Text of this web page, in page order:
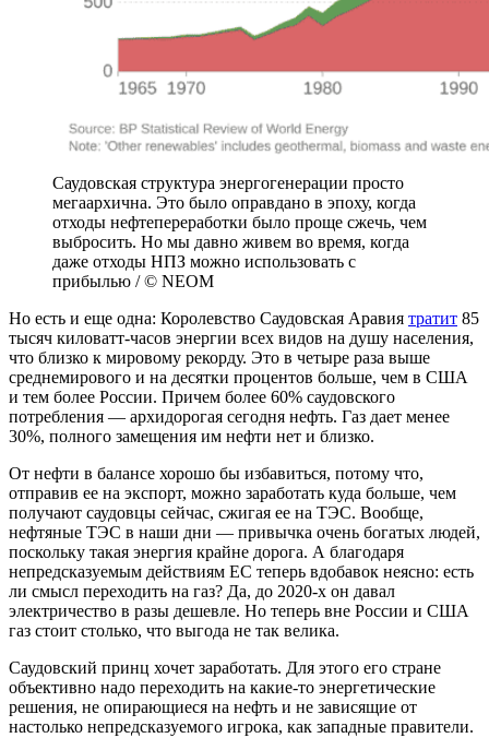
Саудовская структура энергогенерации просто
мегаархична. Это было оправдано в эпоху, когда
отходы нефтепереработки было проще сжечь, чем
выбросить. Но мы давно живем во время, когда
даже отходы НПЗ можно использовать с
прибылью / © NEOM
Но есть и еще одна: Королевство Саудовская Аравия тратит 85
тысяч киловатт-часов энергии всех видов на душу населения,
что близко к мировому рекорду. Это в четыре раза выше
среднемирового и на десятки процентов больше, чем в США
и тем более России. Причем более 60% саудовского
потребления — архидорогая сегодня нефть. Газ дает менее
30%, полного замещения им нефти нет и близко.
От нефти в балансе хорошо бы избавиться, потому что,
отправив ее на экспорт, можно заработать куда больше, чем
получают саудовцы сейчас, сжигая ее на ТЭС. Вообще,
нефтяные ТЭС в наши дни — привычка очень богатых людей,
поскольку такая энергия крайне дорога. А благодаря
непредсказуемым действиям ЕС теперь вдобавок неясно: есть
ли смысл переходить на газ? Да, до 2020-х он давал
электричество в разы дешевле. Но теперь вне России и США
газ стоит столько, что выгода не так велика.
Саудовский принц хочет заработать. Для этого его стране
объективно надо переходить на какие-то энергетические
решения, не опирающиеся на нефть и не зависящие от
настолько непредсказуемого игрока, как западные правители.